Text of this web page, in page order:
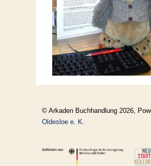
© Arkaden Buchhandlung 2026,
Oldesloe e. K.